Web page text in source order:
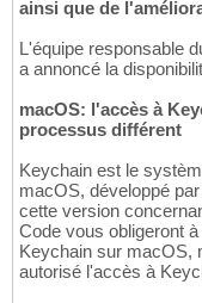
ainsi que de
L'équipe responsable
a annoncé la
macOS: l'accès à
processus différent
Keychain est le
macOS, développé
cette version
Code vous obligeront
Keychain sur macOS,
autorisé l'accès à